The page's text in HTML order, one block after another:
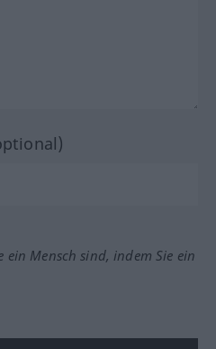
ein Mensch sind, indem Sie ein